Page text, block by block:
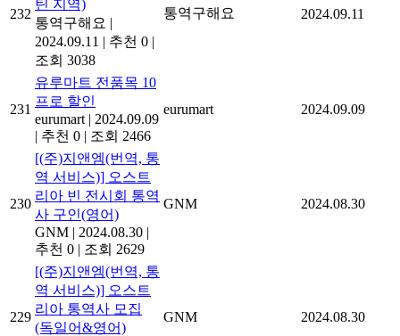
232
틴 지역)
통역구해요 |
2024.09.11 | 추천 0 |
조회 3038
통역구해요 2024.09.11
231
유루마트 전품목 10
프로 할인
eurumart | 2024.09.09
| 추천 0 | 조회 2466
eurumart 2024.09.09
230
[(주)지앤엠(번역, 통
역 서비스)] 오스트
리아 빈 전시회 통역
사 구인(영어)
GNM | 2024.08.30 |
추천 0 | 조회 2629
GNM 2024.08.30
229
[(주)지앤엠(번역, 통
역 서비스)] 오스트
리아 통역사 모집
(독일어&영어)
GNM 2024.08.30